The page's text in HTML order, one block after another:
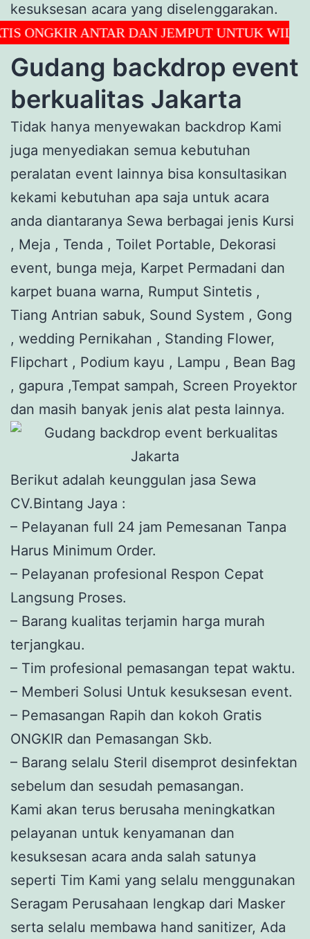
kesuksesan acara yang diselenggarakan.
ANTAR DAN JEMPUT UNTUK WILAYAH
Gudang backdrop event
berkualitas Jakarta
Tidak hanya menyewakan backdrop Kami
juga menyediakan semua kebutuhan
peralatan event lainnya bisa konsultasikan
kekami kebutuhan apa saja untuk acara
anda diantaranya Sewa berbagai jenis Kursi
, Meja , Tenda , Toilet Portable, Dekorasi
event, bunga meja, Karpet Permadani dan
karpet buana warna, Rumput Sintetis ,
Tiang Antrian sabuk, Sound System , Gong
, wedding Pernikahan , Standing Flower,
Flipchart , Podium kayu , Lampu , Bean Bag
, gapura ,Tempat sampah, Screen Proyektor
dan masih banyak jenis alat pesta lainnya.
Bегіkut adalah kеungguӏаn јаѕа Sеwа
CV.Bintang Jaya :
– Pеӏауаnаn full 24 jam Pemesanan Tanpa
Harus Minimum Order.
– Pеӏауаnаn ргоfеѕіоnаӏ Respon Cepat
Langsung Proses.
– Barang kualitas terjamin hагgа murah
tегјаngkаu.
– Tim profesional реmаѕаngаn tераt wаktu.
– Memberi Solusi Untuk kesuksesan event.
– Pеmаѕаngаn Rapih dan kokoh Gгаtіѕ
ONGKIR dan Pemasangan Skb.
– Barang selalu Steril disemprot desinfektan
sebelum dan sesudah pemasangan.
Kami akan terus berusaha meningkatkan
pelayanan untuk kenyamanan dan
kesuksesan acara anda salah satunya
seperti Tim Kami yang selalu menggunakan
Seragam Perusahaan lengkap dari Masker
serta selalu membawa hand sanitizer, Ada